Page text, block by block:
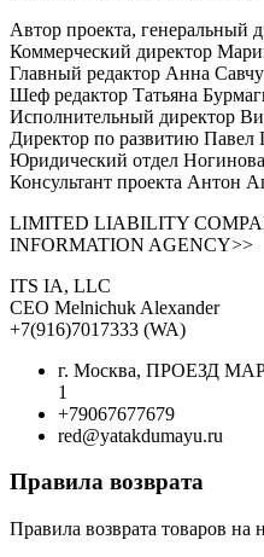
Автор проекта, генеральный
Коммерческий директор
Главный редактор Анна
Шеф редактор Татьяна
Исполнительный директор
Директор по развитию Павел
Юридический отдел
Консультант проекта Антон
LIMITED LIABILITY
INFORMATION AGENCY>>
ITS IA, LLC
CEO Melnichuk Alexander
+7(916)7017333 (WA)
г. Москва, ПРОЕЗД
1
+79067677679
red@yatakdumayu.ru
Правила возврата
Правила возврата товаров на